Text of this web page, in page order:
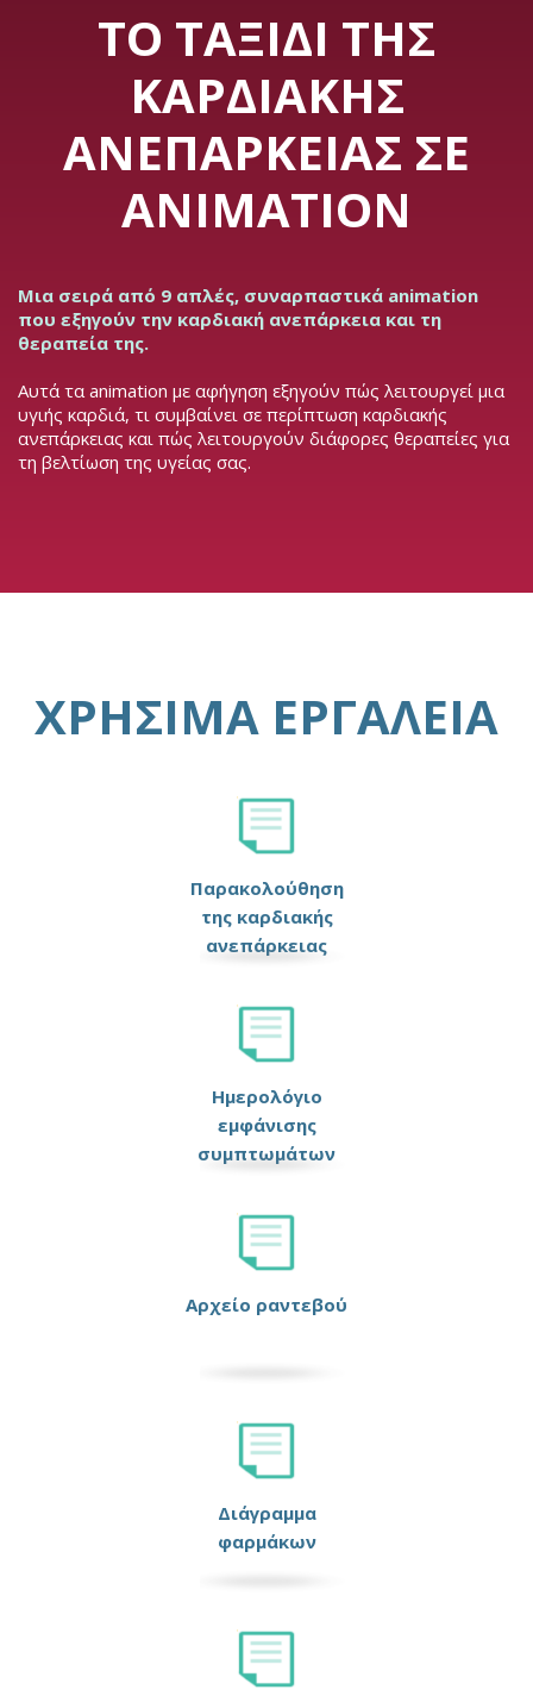
ΤΟ ΤΑΞΊΔΙ ΤΗΣ
ΚΑΡΔΙΑΚΉΣ
ΑΝΕΠΆΡΚΕΙΑΣ ΣΕ
ANIMATION
Μια σειρά από 9 απλές, συναρπαστικά animation
που εξηγούν την καρδιακή ανεπάρκεια και τη
θεραπεία της.
Αυτά τα animation με αφήγηση εξηγούν πώς λειτουργεί μια
υγιής καρδιά, τι συμβαίνει σε περίπτωση καρδιακής
ανεπάρκειας και πώς λειτουργούν διάφορες θεραπείες για
τη βελτίωση της υγείας σας.
ΧΡΉΣΙΜΑ ΕΡΓΑΛΕΊΑ
Παρακολούθηση
της καρδιακής
ανεπάρκειας
Ημερολόγιο
εμφάνισης
συμπτωμάτων
Αρχείο ραντεβού
Διάγραμμα
φαρμάκων